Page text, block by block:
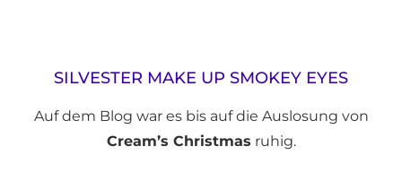
SILVESTER MAKE UP SMOKEY EYES
Auf dem Blog war es bis auf die Auslosung von
Cream’s Christmas ruhig.